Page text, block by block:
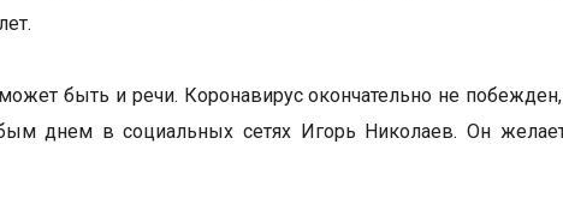
быть и речи. Коронавирус окончательно не побежден,
днем в социальных сетях Игорь Николаев. Он